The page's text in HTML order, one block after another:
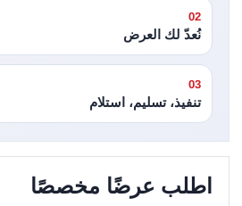
02
نُعدّ لك العرض
03
تنفيذ، تسليم، استلام
اطلب عرضًا مخصصًا